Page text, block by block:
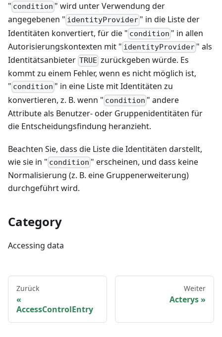
" condition " wird unter Verwendung der
angegebenen " identityProvider " in die Liste der
Identitäten konvertiert, für die " condition " in allen
Autorisierungskontexten mit " identityProvider " als
Identitätsanbieter TRUE zurückgeben würde. Es
kommt zu einem Fehler, wenn es nicht möglich ist,
" condition " in eine Liste mit Identitäten zu
konvertieren, z. B. wenn " condition " andere
Attribute als Benutzer- oder Gruppenidentitäten für
die Entscheidungsfindung heranzieht.
Beachten Sie, dass die Liste die Identitäten darstellt,
wie sie in " condition " erscheinen, und dass keine
Normalisierung (z. B. eine Gruppenerweiterung)
durchgeführt wird.
Category
Accessing data
Zurück
AccessControlEntry
Weiter
Acterys